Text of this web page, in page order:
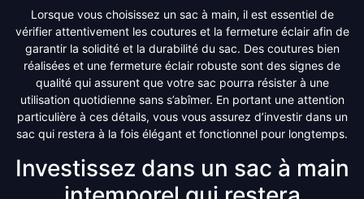
Lorsque vous choisissez un sac à main, il est essentiel de
vérifier attentivement les coutures et la fermeture éclair afin de
garantir la solidité et la durabilité du sac. Des coutures bien
réalisées et une fermeture éclair robuste sont des signes de
qualité qui assurent que votre sac pourra résister à une
utilisation quotidienne sans s’abîmer. En portant une attention
particulière à ces détails, vous vous assurez d’investir dans un
sac qui restera à la fois élégant et fonctionnel pour longtemps.
Investissez dans un sac à main